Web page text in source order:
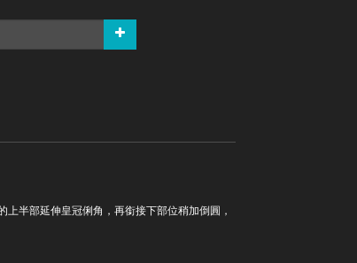
上半部延伸皇冠俐角，再銜接下部位稍加倒圓，